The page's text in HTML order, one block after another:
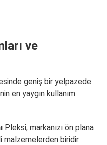
ve
geniş bir yelpazede
en yaygın kullanım
Pleksi, markanızı ön plana
malzemelerden biridir.